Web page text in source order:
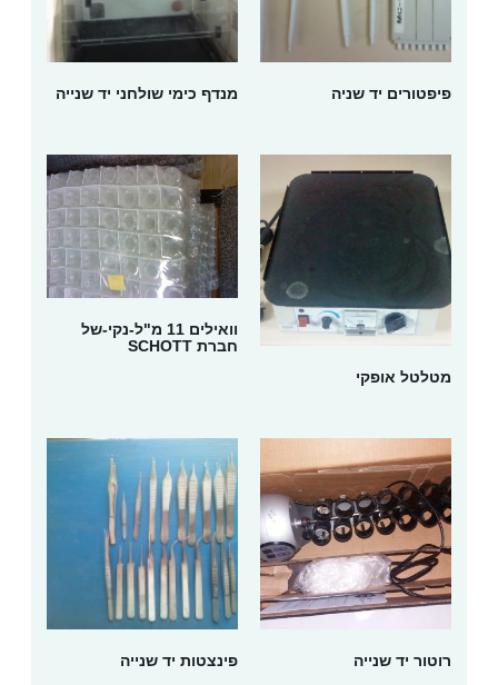
פיפטורים יד שניה מנדף כימי שולחני יד שנייה
מטלטל אופקי
וואילים 11 מ"ל-נקי-של
חברת SCHOTT
רוטור יד שנייה פינצטות יד שנייה